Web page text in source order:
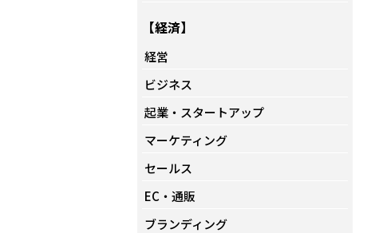
【経済】
経営
ビジネス
起業・スタートアップ
マーケティング
セールス
EC・通販
ブランディング